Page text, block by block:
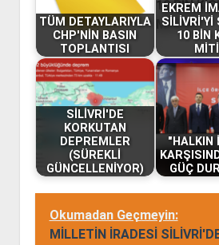
TÜM DETAYLARIYLA
CHP'NİN BASIN
TOPLANTISI
EKREM
SİLİVRİ'Yİ
10 BİN
SİLİVRİ'DE
KORKUTAN
DEPREMLER
(SÜREKLİ
GÜNCELLENİYOR)
"HALKIN
GÜÇ
Okumadan Geçmeyin:
MİLLETİN İRADESİ